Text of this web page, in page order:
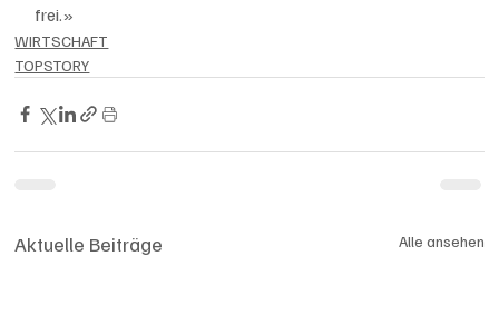
frei.»
WIRTSCHAFT
TOPSTORY
Aktuelle Beiträge Alle ansehen